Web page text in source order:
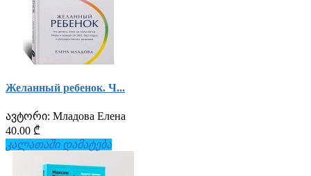
Желанный ребенок. Ч...
ავტორი: Младова Елена
40.00 ₾
კალათაში დამატება